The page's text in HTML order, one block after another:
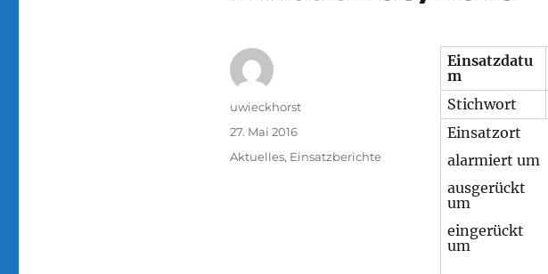
Einsatzdatu
m
Stichwort
Einsatzort
alarmiert um
ausgerückt
um
eingerückt
um
Autor
uwieckhorst
Veröffentlicht
am
27. Mai 2016
Kategorien
Aktuelles, Einsatzberichte